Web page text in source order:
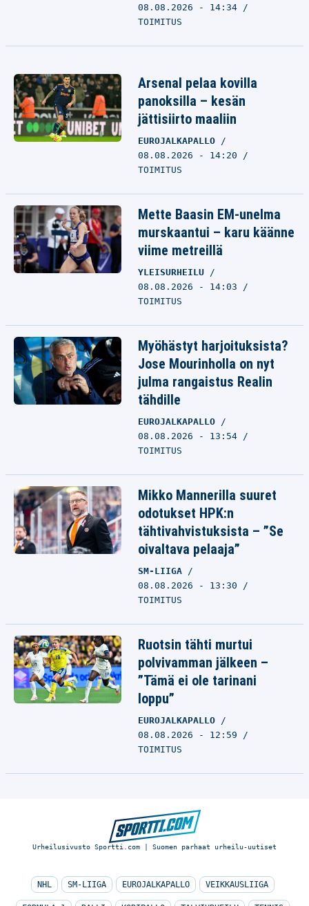
08.08.2026 - 14:34
TOIMITUS
Arsenal pelaa kovilla
panoksilla – kesän
jättisiirto maaliin
EUROJALKAPALLO
08.08.2026 - 14:20
TOIMITUS
Mette Baasin EM-unelma
murskaantui – karu käänne
viime metreillä
YLEISURHEILU
08.08.2026 - 14:03
TOIMITUS
Myöhästyt harjoituksista?
Jose Mourinholla on nyt
julma rangaistus Realin
tähdille
EUROJALKAPALLO
08.08.2026 - 13:54
TOIMITUS
Mikko Mannerilla suuret
odotukset HPK:n
tähtivahvistuksista – ”Se
oivaltava pelaaja”
SM-LIIGA
08.08.2026 - 13:30
TOIMITUS
Ruotsin tähti murtui
polvivamman jälkeen –
”Tämä ei ole tarinani
loppu”
EUROJALKAPALLO
08.08.2026 - 12:59
TOIMITUS
Urheilusivusto Sportti.com | Suomen parhaat urheilu-uutiset
NHL SM-LIIGA EUROJALKAPALLO VEIKKAUSLIIGA